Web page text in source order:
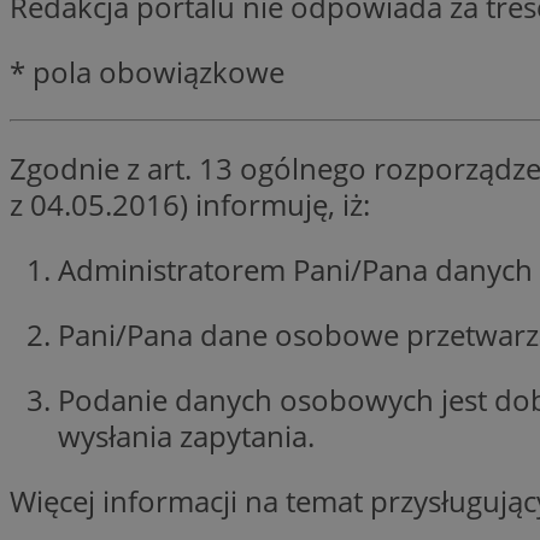
* pola obowiązkowe
Zgodnie z art. 13 ogólnego
z 04.05.2016) informuję, iż:
Administratorem Pani/Pana
Pani/Pana dane osobowe
Podanie danych osobowych jest
wysłania zapytania.
Więcej informacji na temat
SessID
__cf_bm